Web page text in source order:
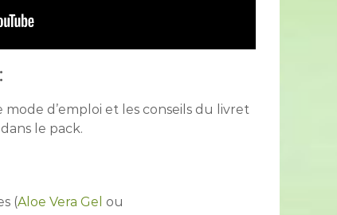
d’emploi et les conseils du livret
le pack.
(Aloe Vera Gel ou